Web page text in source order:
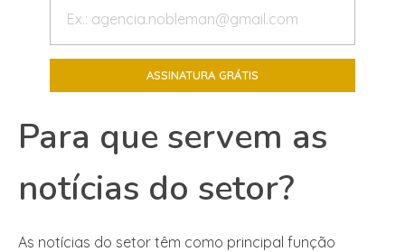
Para que servem as
notícias do setor?
As notícias do setor têm como principal função